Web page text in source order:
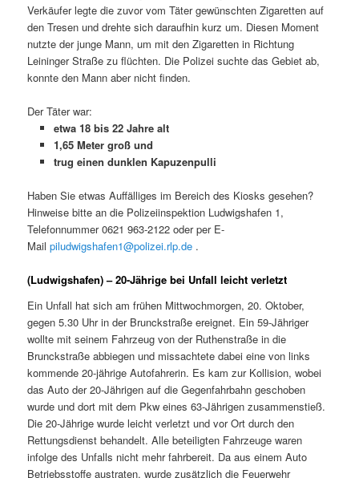
Verkäufer legte die zuvor vom Täter gewünschten Zigaretten auf
den Tresen und drehte sich daraufhin kurz um. Diesen Moment
nutzte der junge Mann, um mit den Zigaretten in Richtung
Leininger Straße zu flüchten. Die Polizei suchte das Gebiet ab,
konnte den Mann aber nicht finden.
Der Täter war:
etwa 18 bis 22 Jahre alt
1,65 Meter groß und
trug einen dunklen Kapuzenpulli
Haben Sie etwas Auffälliges im Bereich des Kiosks gesehen?
Hinweise bitte an die Polizeiinspektion Ludwigshafen 1,
Telefonnummer 0621 963-2122 oder per E-
Mailpiludwigshafen1@polizei.rlp.de .
(Ludwigshafen) – 20-Jährige bei Unfall leicht verletzt
Ein Unfall hat sich am frühen Mittwochmorgen, 20. Oktober,
gegen 5.30 Uhr in der Brunckstraße ereignet. Ein 59-Jähriger
wollte mit seinem Fahrzeug von der Ruthenstraße in die
Brunckstraße abbiegen und missachtete dabei eine von links
kommende 20-jährige Autofahrerin. Es kam zur Kollision, wobei
das Auto der 20-Jährigen auf die Gegenfahrbahn geschoben
wurde und dort mit dem Pkw eines 63-Jährigen zusammenstieß.
Die 20-Jährige wurde leicht verletzt und vor Ort durch den
Rettungsdienst behandelt. Alle beteiligten Fahrzeuge waren
infolge des Unfalls nicht mehr fahrbereit. Da aus einem Auto
Betriebsstoffe austraten, wurde zusätzlich die Feuerwehr